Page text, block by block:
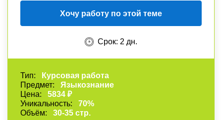
Хочу работу по этой теме
Срок: 2 дн.
Тип:
Курсовая работа
Предмет:
Языкознание
Цена:
5834 ₽
Уникальность:
70%
Объём:
30-35 стр.